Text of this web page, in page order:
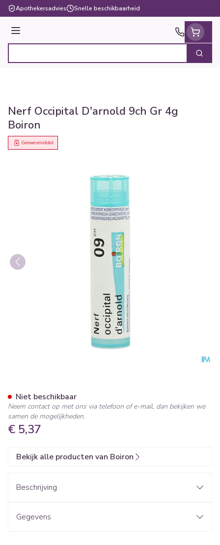
Ga naar de inhoud
Apothekersadvies Snelle beschikbaarheid
Menu
Zoek
Nerf Occipital D'arnold 9ch Gr 4g
Boiron
Geneesmiddel
€ 5,37
Niet beschikbaar
Neem contact op met ons via telefoon of e-mail, dan bekijken we
samen de mogelijkheden.
Bekijk alle producten van Boiron
Beschrijving
Gegevens